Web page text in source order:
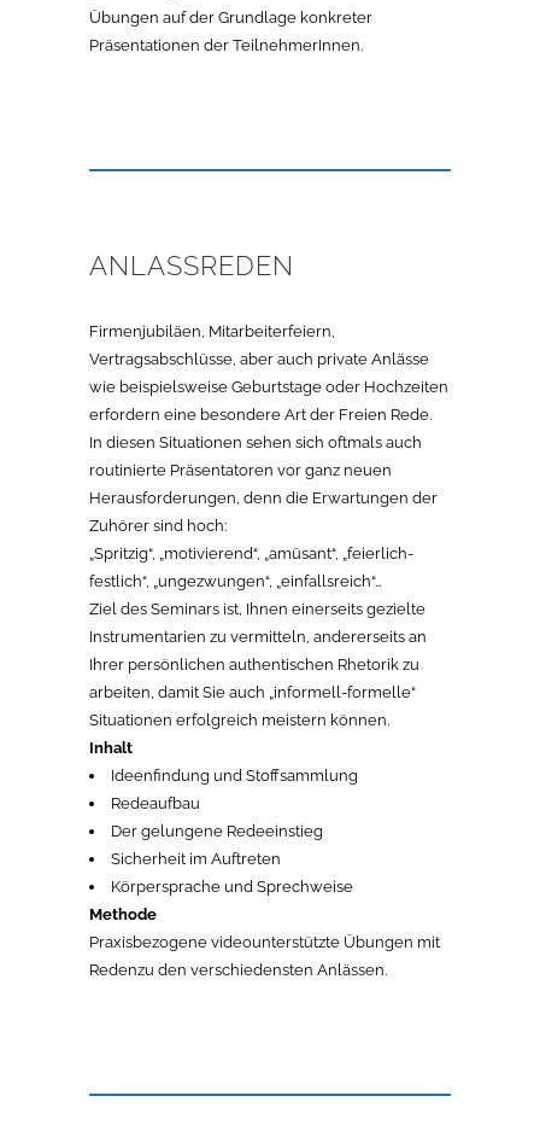
Übungen auf der Grundlage konkreter
Präsentationen der TeilnehmerInnen.
ANLASSREDEN
Firmenjubiläen, Mitarbeiterfeiern,
Vertragsabschlüsse, aber auch private Anlässe
wie beispielsweise Geburtstage oder Hochzeiten
erfordern eine besondere Art der Freien Rede.
In diesen Situationen sehen sich oftmals auch
routinierte Präsentatoren vor ganz neuen
Herausforderungen, denn die Erwartungen der
Zuhörer sind hoch:
„Spritzig“, „motivierend“, „amüsant“, „feierlich-
festlich“, „ungezwungen“, „einfallsreich“…
Ziel des Seminars ist, Ihnen einerseits gezielte
Instrumentarien zu vermitteln, andererseits an
Ihrer persönlichen authentischen Rhetorik zu
arbeiten, damit Sie auch „informell-formelle“
Situationen erfolgreich meistern können.
Inhalt
Ideenfindung und Stoffsammlung
Redeaufbau
Der gelungene Redeeinstieg
Sicherheit im Auftreten
Körpersprache und Sprechweise
Methode
Praxisbezogene videounterstützte Übungen mit
Redenzu den verschiedensten Anlässen.